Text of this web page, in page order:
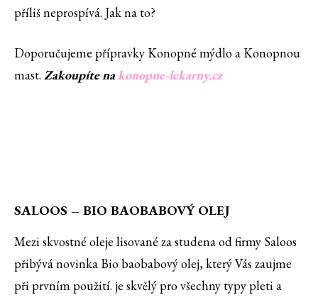
příliš neprospívá. Jak na to?
Doporučujeme přípravky Konopné mýdlo a Konopnou
mast. Zakoupíte nakonopne-lekarny.cz
SALOOS – BIO BAOBABOVÝ OLEJ
Mezi skvostné oleje lisované za studena od firmy Saloos
přibývá novinka Bio baobabový olej, který Vás zaujme
při prvním použití. je skvělý pro všechny typy pleti a